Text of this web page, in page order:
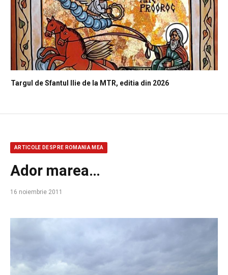
Targul de Sfantul Ilie de la MTR, editia din 2026
ARTICOLE DESPRE ROMANIA MEA
Ador marea…
16 noiembrie 2011